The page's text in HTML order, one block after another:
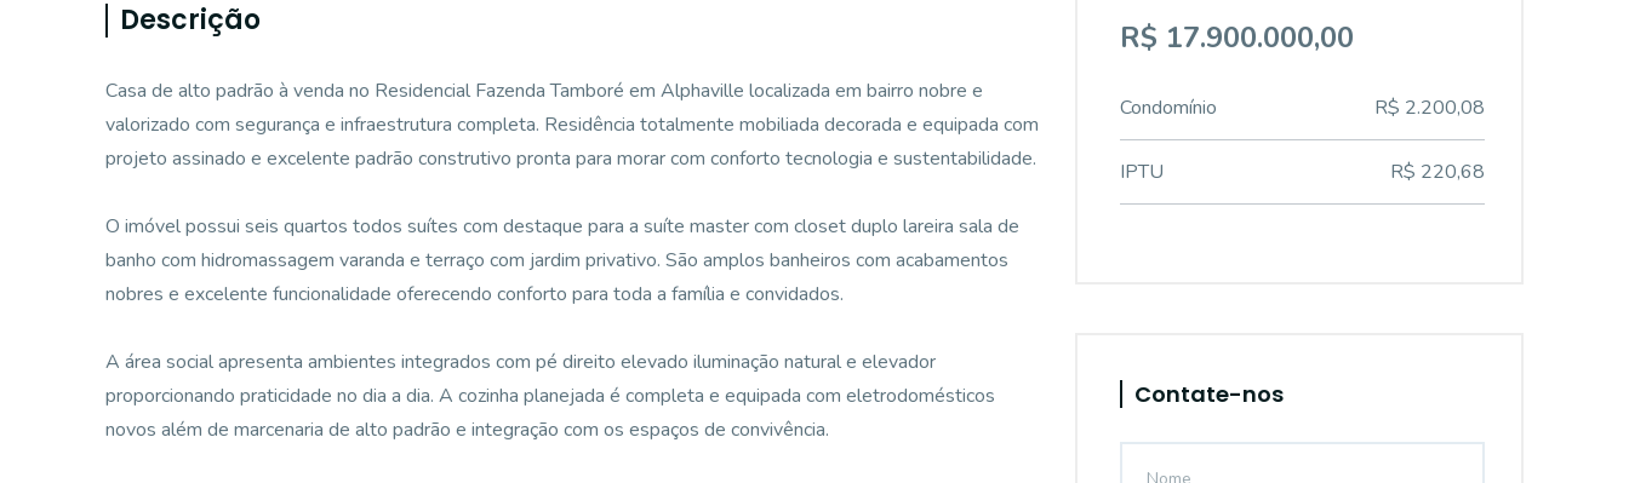
Descrição
Casa de alto padrão à venda no Residencial Fazenda Tamboré em Alphaville localizada em bairro nobre e
valorizado com segurança e infraestrutura completa. Residência totalmente mobiliada decorada e equipada com
projeto assinado e excelente padrão construtivo pronta para morar com conforto tecnologia e sustentabilidade.
O imóvel possui seis quartos todos suítes com destaque para a suíte master com closet duplo lareira sala de
banho com hidromassagem varanda e terraço com jardim privativo. São amplos banheiros com acabamentos
nobres e excelente funcionalidade oferecendo conforto para toda a família e convidados.
A área social apresenta ambientes integrados com pé direito elevado iluminação natural e elevador
proporcionando praticidade no dia a dia. A cozinha planejada é completa e equipada com eletrodomésticos
novos além de marcenaria de alto padrão e integração com os espaços de convivência.
R$ 17.900.000,00
Condomínio R$ 2.200,08
IPTU R$ 220,68
Contate-nos